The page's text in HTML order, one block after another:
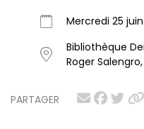
PARTAGER
Mercredi 25
Bibliothèque
Roger